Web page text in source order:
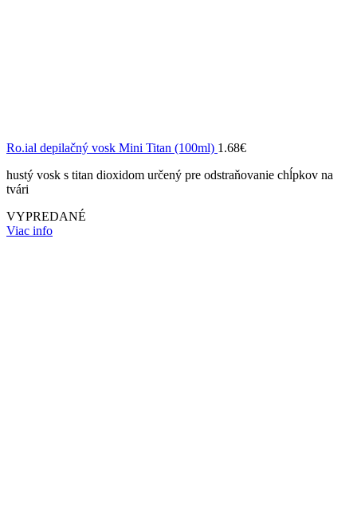
Ro.ial depilačný vosk Mini Titan (100ml) 1.68€
hustý vosk s titan dioxidom určený pre odstraňovanie chĺpkov na
tvári
VYPREDANÉ
Viac info